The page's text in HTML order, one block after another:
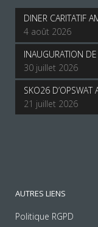
DINER CARITATIF
4 août 2026
INAUGURATION DE
30 juillet 2026
SKO26
21 juillet 2026
AUTRES LIENS
Politique RGPD